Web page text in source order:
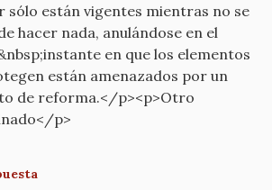
sólo están vigentes mientras no se
hacer nada, anulándose en el
en que los elementos
están amenazados por un
de reforma.</p><p>Otro
p>